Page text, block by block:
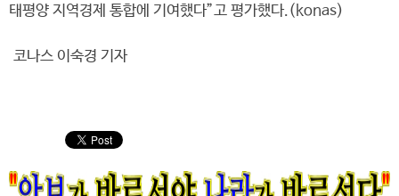
태평양 지역경제 통합에 기여했다”고 평가했다.(konas)
코나스 이숙경 기자